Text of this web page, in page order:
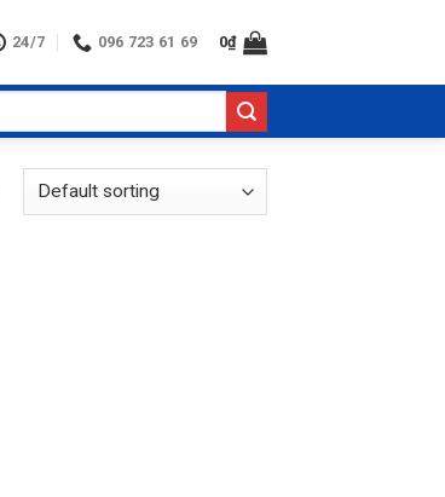
24/7 096 723 61 69 0₫